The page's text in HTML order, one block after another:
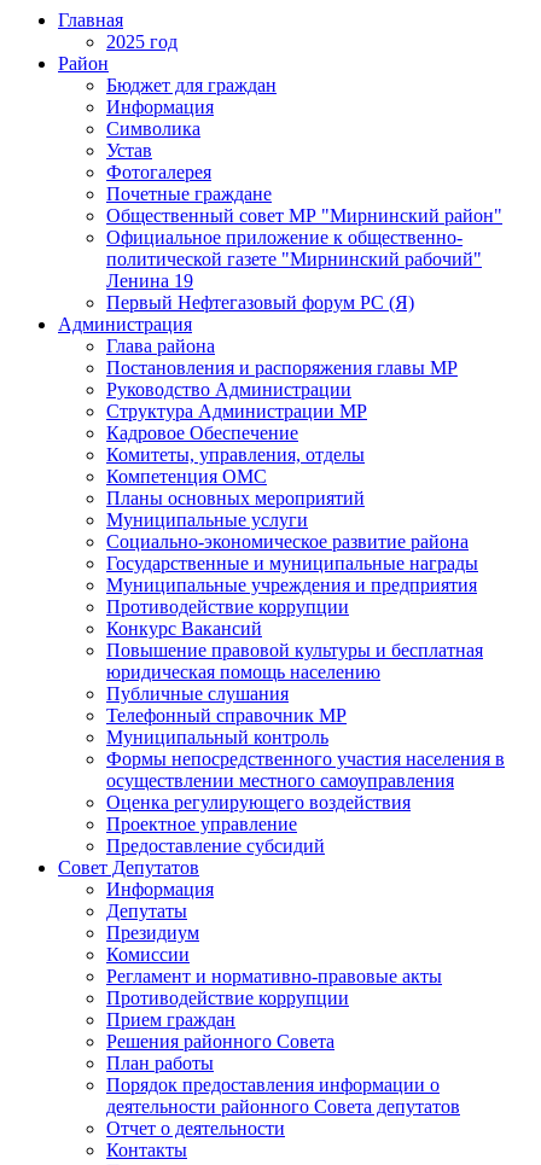
Главная
2025 год
Район
Бюджет для граждан
Информация
Символика
Устав
Фотогалерея
Почетные граждане
Общественный совет МР "Мирнинский район"
Официальное приложение к общественно-
политической газете "Мирнинский рабочий"
Ленина 19
Первый Нефтегазовый форум РС (Я)
Администрация
Глава района
Постановления и распоряжения главы МР
Руководство Администрации
Структура Администрации МР
Кадровое Обеспечение
Комитеты, управления, отделы
Компетенция ОМС
Планы основных мероприятий
Муниципальные услуги
Социально-экономическое развитие района
Государственные и муниципальные награды
Муниципальные учреждения и предприятия
Противодействие коррупции
Конкурс Вакансий
Повышение правовой культуры и бесплатная
юридическая помощь населению
Публичные слушания
Телефонный справочник МР
Муниципальный контроль
Формы непосредственного участия населения в
осуществлении местного самоуправления
Оценка регулирующего воздействия
Проектное управление
Предоставление субсидий
Совет Депутатов
Информация
Депутаты
Президиум
Комиссии
Регламент и нормативно-правовые акты
Противодействие коррупции
Прием граждан
Решения районного Совета
План работы
Порядок предоставления информации о
деятельности районного Совета депутатов
Отчет о деятельности
Контакты